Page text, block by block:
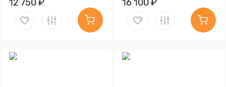
12 750 ₽ 16 100 ₽